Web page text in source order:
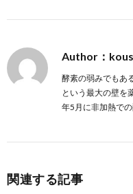
Author：
酵素の弱みでもあ
という最大の壁を
年5月に非加熱で
関連する記事